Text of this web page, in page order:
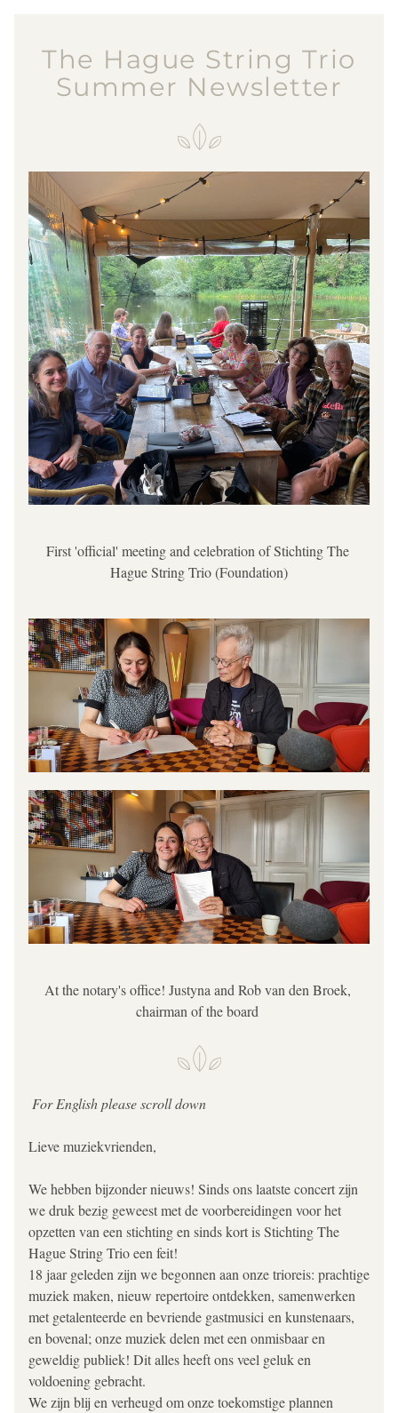
The Hague String Trio
Summer Newsletter
First 'official' meeting and celebration of Stichting The
Hague String Trio (Foundation)
At the notary's office! Justyna and Rob van den Broek,
chairman of the board
For English please scroll down
Lieve muziekvrienden,
We hebben bijzonder nieuws! Sinds ons laatste concert zijn
we druk bezig geweest met de voorbereidingen voor het
opzetten van een stichting en sinds kort is Stichting The
Hague String Trio een feit!
18 jaar geleden zijn we begonnen aan onze trioreis: prachtige
muziek maken, nieuw repertoire ontdekken, samenwerken
met getalenteerde en bevriende gastmusici en kunstenaars,
en bovenal; onze muziek delen met een onmisbaar en
geweldig publiek! Dit alles heeft ons veel geluk en
voldoening gebracht.
We zijn blij en verheugd om onze toekomstige plannen